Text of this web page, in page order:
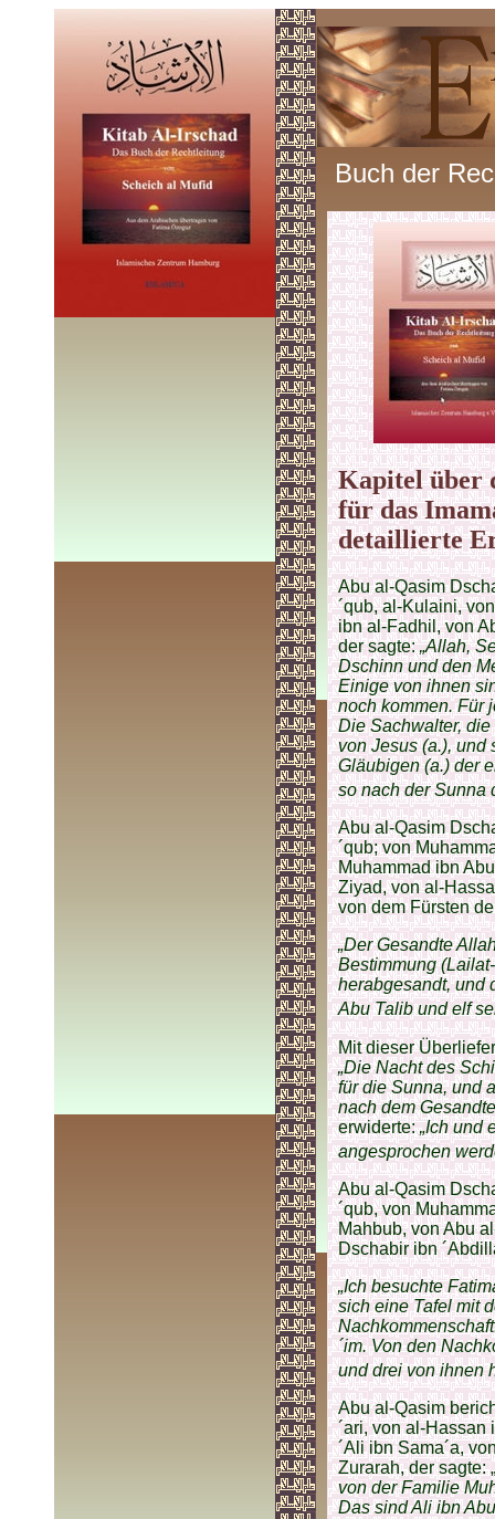
Buch der
Kapitel über
für das
detaillierte
Abu al-Qasim
´qub, al-Kulaini,
ibn al-Fadhil, von
der sagte:„Allah,
Dschinn und den
Einige von ihnen
noch kommen. Für
Die Sachwalter,
von Jesus (a.), und
Gläubigen (a.) der
so nach der Sunna
Abu al-Qasim
´qub; von
Muhammad ibn
Ziyad, von al-
von dem Fürsten
„Der Gesandte
Bestimmung
herabgesandt, und
Abu Talib und elf
Mit dieser
„Die Nacht des
für die Sunna, und
nach dem
erwiderte:„Ich und
angesprochen
Abu al-Qasim
´qub, von
Mahbub, von Abu
Dschabir ibn
„Ich besuchte
sich eine Tafel mit
´im. Von den
und drei von ihnen
Abu al-Qasim
´ari, von al-
´Ali ibn Sama´a,
Zurarah, der sagte:
von der Familie
Das sind Ali ibn